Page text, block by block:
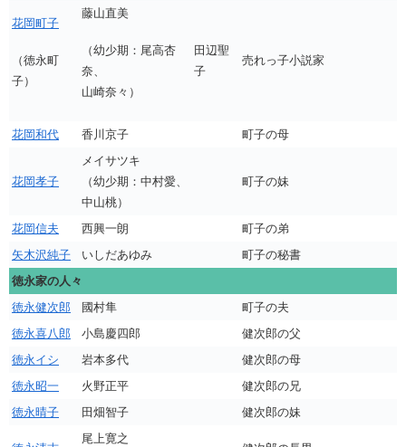
花岡町子
（徳永町
子）
藤山直美
（幼少期：尾高杏
奈、
山崎奈々）
田辺聖
子
売れっ子小説家
花岡和代 香川京子 町子の母
花岡孝子
メイサツキ
（幼少期：中村愛、
中山桃）
町子の妹
花岡信夫 西興一朗
町子の弟
矢木沢純子
いしだあゆみ
町子の秘書
徳永家の人々
徳永健次郎
國村隼
町子の夫
徳永喜八郎
小島慶四郎
健次郎の父
徳永イシ
岩本多代
健次郎の母
徳永昭一
火野正平
健次郎の兄
徳永晴子
田畑智子 健次郎の妹
尾上寛之